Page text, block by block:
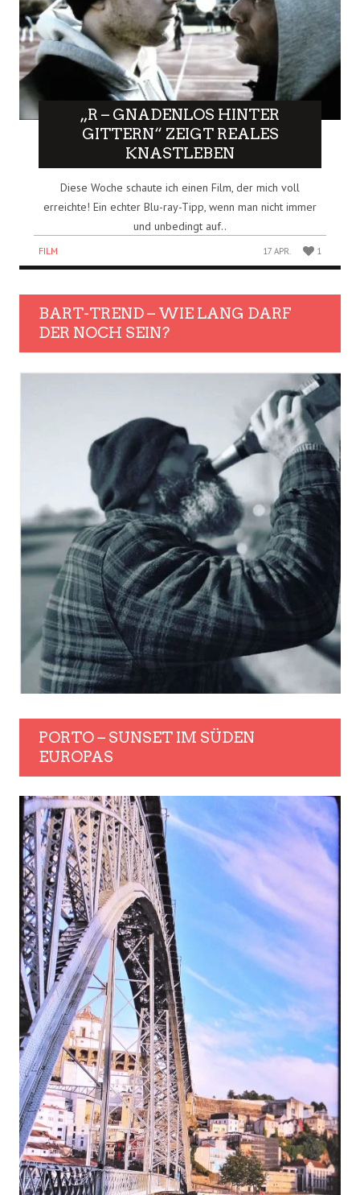
„R – GNADENLOS HINTER
GITTERN“ ZEIGT REALES
KNASTLEBEN
Diese Woche schaute ich einen Film, der mich voll
erreichte! Ein echter Blu-ray-Tipp, wenn man nicht immer
und unbedingt auf..
FILM 17 APR. 1
BART-TREND – WIE LANG DARF
DER NOCH SEIN?
PORTO – SUNSET IM SÜDEN
EUROPAS